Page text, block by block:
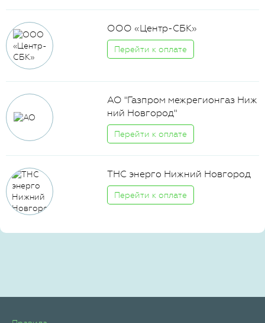
ООО «Центр-СБК»
Перейти к оплате
АО "Газпром межрегионгаз Ниж
ний Новгород"
Перейти к оплате
ТНС энерго Нижний Новгород
Перейти к оплате